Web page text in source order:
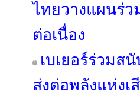
ไทยวางแผนร่ว
ต่อเนื่อง
เบเยอร์ร่วมส
ส่งต่อพลังแห่งเ